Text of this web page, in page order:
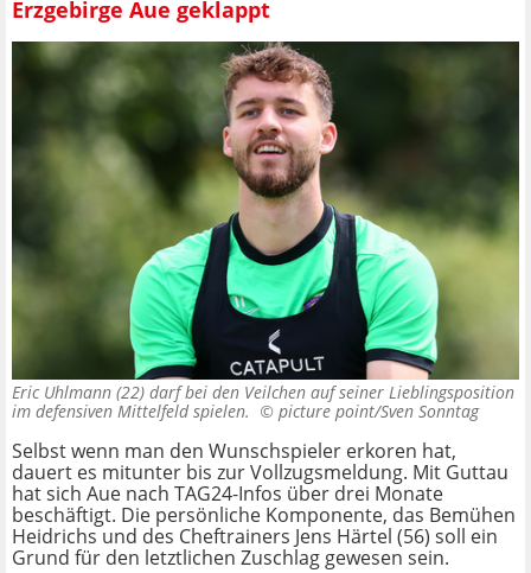
Erzgebirge Aue geklappt
Eric Uhlmann (22) darf bei den Veilchen auf seiner Lieblingsposition
im defensiven Mittelfeld spielen. © picture point/Sven Sonntag
Selbst wenn man den Wunschspieler erkoren hat,
dauert es mitunter bis zur Vollzugsmeldung. Mit Guttau
hat sich Aue nach TAG24-Infos über drei Monate
beschäftigt. Die persönliche Komponente, das Bemühen
Heidrichs und des Cheftrainers Jens Härtel (56) soll ein
Grund für den letztlichen Zuschlag gewesen sein.